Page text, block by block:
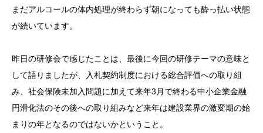
まだアルコールの体内処理が終わらず朝になっても酔っ払い状態
が続いています。
昨日の研修会で感じたことは、最後に今回の研修テーマの意味と
して語りましたが、入札契約制度における総合評価への取り組
み、社会保険未加入問題に加えて来年3月で終わる中小企業金融
円滑化法のその後への取り組みなど来年は建設業界の激変期の始
まりの年となるのではないかということ。